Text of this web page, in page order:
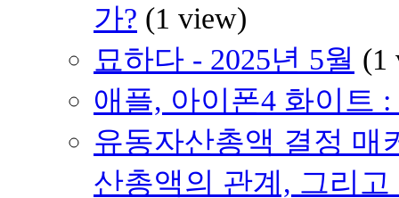
가? (1 view)
묘하다 - 2025년 5월 (1
애플, 아이폰4 화이트
유동자산총액 결정 매
산총액의 관계, 그리